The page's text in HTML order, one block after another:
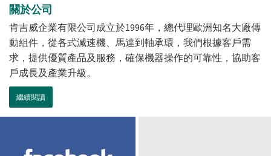
關於公司
肯吉威企業有限公司成立於1996年，總代理歐洲知名大廠傳
動組件，從各式減速機、馬達到軸承環，我們根據客戶需
求，提供優質產品及服務，確保機器操作的可靠性，協助客
戶成長及產業升級。
繼續閱讀